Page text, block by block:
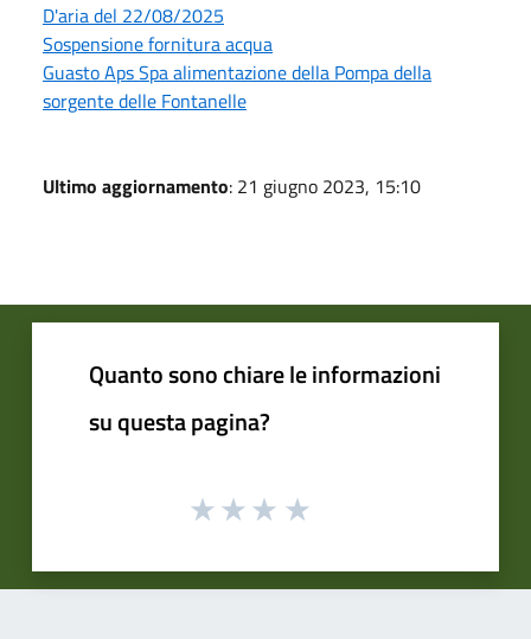
D'aria del 22/08/2025
Sospensione fornitura acqua
Guasto Aps Spa alimentazione della Pompa della
sorgente delle Fontanelle
Ultimo aggiornamento: 21 giugno 2023, 15:10
Quanto sono chiare le informazioni
su questa pagina?